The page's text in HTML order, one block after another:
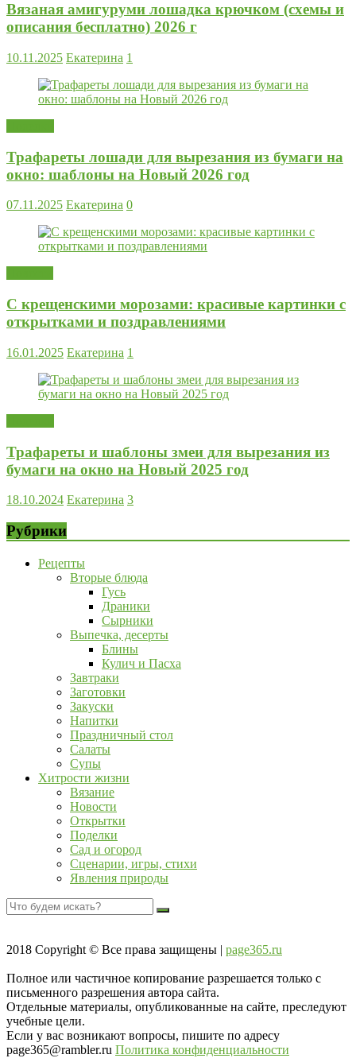
Вязаная амигуруми лошадка крючком (схемы и
описания бесплатно) 2026 г
10.11.2025 Екатерина 1
Трафареты лошади для вырезания из бумаги на
окно: шаблоны на Новый 2026 год
07.11.2025 Екатерина 0
С крещенскими морозами: красивые картинки с
открытками и поздравлениями
16.01.2025 Екатерина 1
Трафареты и шаблоны змеи для вырезания из
бумаги на окно на Новый 2025 год
18.10.2024 Екатерина 3
Рубрики
Рецепты
Вторые блюда
Гусь
Драники
Сырники
Выпечка, десерты
Блины
Кулич и Пасха
Завтраки
Заготовки
Закуски
Напитки
Праздничный стол
Салаты
Супы
Хитрости жизни
Вязание
Новости
Открытки
Поделки
Сад и огород
Сценарии, игры, стихи
Явления природы
2018 Copyright © Все права защищены | page365.ru
Полное или частичное копирование разрешается только с
письменного разрешения автора сайта.
Отдельные материалы, опубликованные на сайте, преследуют
учебные цели.
Если у вас возникают вопросы, пишите по адресу
page365@rambler.ru Политика конфиденциальности